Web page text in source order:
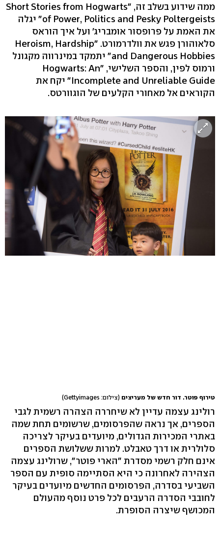
ממה שידוע בשלב זה, "Short Stories from Hogwarts
of Power, Politics and Pesky Poltergeists" יגלה
את האמת על פרופסור אומבריג' ועל איך הוראס
סלאוהורן פגש את וולדרמורט. "Heroism, Hardship
and Dangerous Hobbies" יתמקד במינרווה מקגונל
ורמוס לפין, והספר השלישי, "Hogwarts: An
Incomplete and Unreliable Guide" יקח את
הקוראים אל מאחורי הקלעים של הוגוורטס.
טירוף פוטר. דור חדש של מעריצים (צילום: Gettyimages)
רולינג עצמה עדיין לא שיחררה הצהרה רשמית לגבי
הספרים, אך נראה שהפרסומים, שרשומים תחת שמה
באתרי המכירות הגדולים, מיועדים בעיקר לצריכה
סלולרית או דרך טאבלט. למרות ששלושת הספרים
אינם חלק רשמי מסדרת "הארי פוטר", שרולינג עצמה
הצהירה לאחרונה כי היא הסתיימה סופית עם הספר
השביעי בסדרה, הפרסומים החדשים מיועדים בעיקר
לחובבי הסדרה הרעבים לכל פרט נוסף מהעולם
המכושף שיצרה הסופרת.